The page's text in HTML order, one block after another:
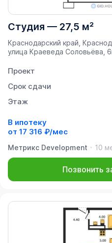
Студия — 27,5 м²
Краснодарский край,
улица Краеведа Соловьёва,
Проект
Срок сдачи
Этаж
В ипотеку
от 17 316 ₽/мес
Метрикс Development
10
Позвонить